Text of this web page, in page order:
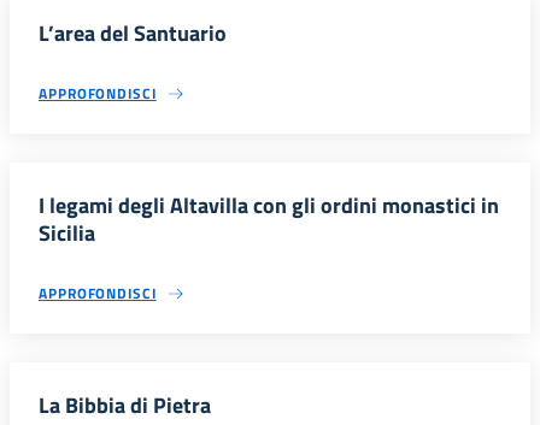
L’area del Santuario
APPROFONDISCI
I legami degli Altavilla con gli ordini monastici in
Sicilia
APPROFONDISCI
La Bibbia di Pietra